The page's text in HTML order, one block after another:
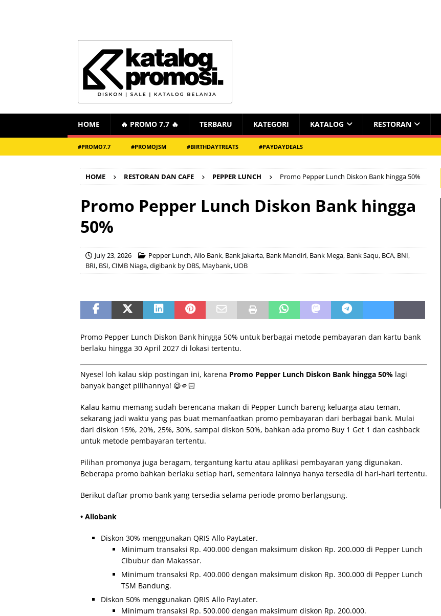
HOME 🔥 PROMO 7.7 🔥 TERBARU KATEGORI KATALOG RESTORAN
#PROMO7.7 #PROMOJSM #BIRTHDAYTREATS #PAYDAYDEALS
HOME RESTORAN DAN CAFE PEPPER LUNCH Promo Pepper Lunch Diskon Bank hingga 50%
Promo Pepper Lunch Diskon Bank hingga
50%
July 23, 2026 Pepper Lunch,Allo Bank, Bank Jakarta, Bank Mandiri, Bank Mega, Bank Saqu, BCA, BNI,
BRI, BSI,CIMB Niaga,digibank by DBS, Maybank, UOB
Promo Pepper Lunch Diskon Bank hingga 50% untuk berbagai metode pembayaran dan kartu bank
berlaku hingga 30 April 2027 di lokasi tertentu.
Nyesel loh kalau skip postingan ini, karena Promo Pepper Lunch Diskon Bank hingga 50% lagi
banyak banget pilihannya! 😆🫵🏻
Kalau kamu memang sudah berencana makan di Pepper Lunch bareng keluarga atau teman,
sekarang jadi waktu yang pas buat memanfaatkan promo pembayaran dari berbagai bank. Mulai
dari diskon 15%, 20%, 25%, 30%, sampai diskon 50%, bahkan ada promo Buy 1 Get 1 dan cashback
untuk metode pembayaran tertentu.
Pilihan promonya juga beragam, tergantung kartu atau aplikasi pembayaran yang digunakan.
Beberapa promo bahkan berlaku setiap hari, sementara lainnya hanya tersedia di hari-hari tertentu.
Berikut daftar promo bank yang tersedia selama periode promo berlangsung.
• Allobank
Diskon 30% menggunakan QRIS Allo PayLater.
Minimum transaksi Rp. 400.000 dengan maksimum diskon Rp. 200.000 di Pepper Lunch
Cibubur dan Makassar.
Minimum transaksi Rp. 400.000 dengan maksimum diskon Rp. 300.000 di Pepper Lunch
TSM Bandung.
Diskon 50% menggunakan QRIS Allo PayLater.
Minimum transaksi Rp. 500.000 dengan maksimum diskon Rp. 200.000.